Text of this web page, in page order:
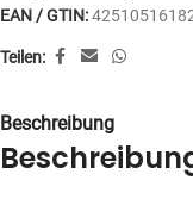
EAN / GTIN:
Teilen:
Beschreibung